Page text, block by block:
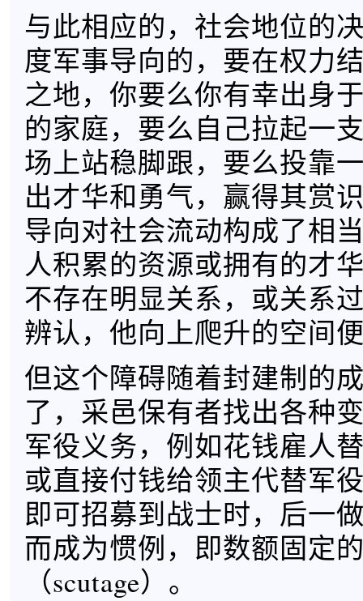
与此相应的，社会地位的
度军事导向的，要在权力
之地，你要么你有幸出身
的家庭，要么自己拉起一
场上站稳脚跟，要么投靠
出才华和勇气，赢得其赏
导向对社会流动构成了相
人积累的资源或拥有的才
不存在明显关系，或关系
辨认，他向上爬升的空间
但这个障碍随着封建制的
了，采邑保有者找出各种
军役义务，例如花钱雇人
或直接付钱给领主代替军
即可招募到战士时，后一
而成为惯例，即数额固定
（scutage）。